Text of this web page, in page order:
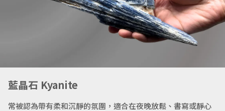
藍晶石 Kyanite
常被認為帶有柔和沉靜的氛圍，適合在夜晚放鬆、書寫或靜心